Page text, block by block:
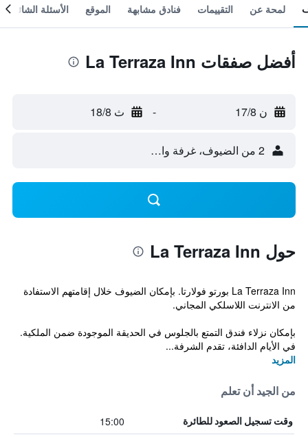
لمحة عن التقييمات فنادق مشابهة الموقع الأسئلة الشائعة
أفضل صفقات La Terraza Inn
ن 17/8 - ث 18/8
2 من الضيوف، غرفة واحدة
حول La Terraza Inn
La Terraza Inn بورتو فولارتا. بإمكان الضيوف خلال إقامتهم الاستفادة
من الانترنت اللاسلكي المجاني.
بإمكان نزلاء فندق التمتع بالجلوس في الحديقة الموجودة ضمن الملكية.
في الأيام الدافئة، تقدم الشرفة...
المزيد
من الجيد أن تعلم
وقت تسجيل الصعود للطائرة 15:00